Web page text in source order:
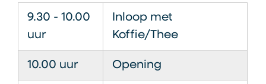
9.30 - 10.00
uur
Inloop met
Koffie/Thee
10.00 uur Opening